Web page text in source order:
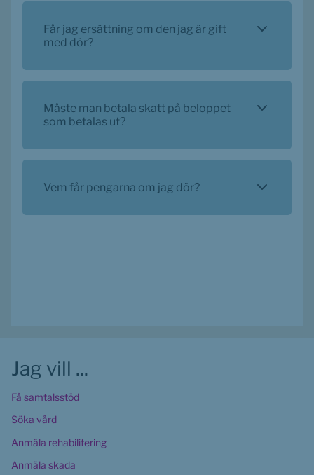
Får jag ersättning om den jag är gift
med dör?
Måste man betala skatt på beloppet
som betalas ut?
Vem får pengarna om jag dör?
Jag vill ...
Få samtalsstöd
Söka vård
Anmäla rehabilitering
Anmäla skada